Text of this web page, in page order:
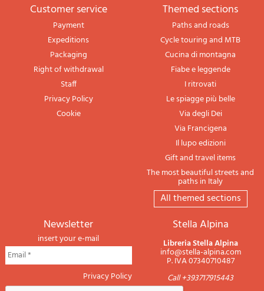
Customer service
Payment
Expeditions
Packaging
Right of withdrawal
Staff
Privacy Policy
Cookie
themed sections
Paths and roads
Cycle touring and MTB
Cucina di montagna
Fiabe e leggende
I ritrovati
Le spiagge più belle
Via degli Dei
Via Francigena
Il lupo edizioni
Gift and travel items
The most beautiful streets and
paths in Italy
All themed sections
newsletter
insert your e-mail
Privacy Policy
Stella Alpina
Libreria Stella Alpina
info@stella-alpina.com
P. IVA 07340710487
Call +393717915443